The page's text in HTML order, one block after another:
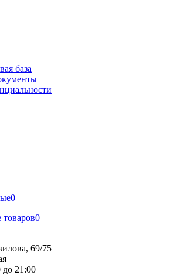
база
0
0
69/75
21:00